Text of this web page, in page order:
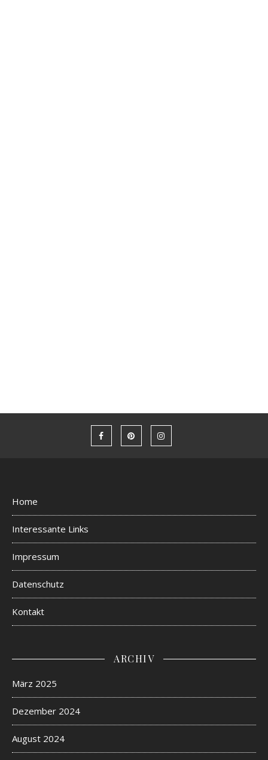
Home
Interessante Links
Impressum
Datenschutz
Kontakt
ARCHIV
März 2025
Dezember 2024
August 2024